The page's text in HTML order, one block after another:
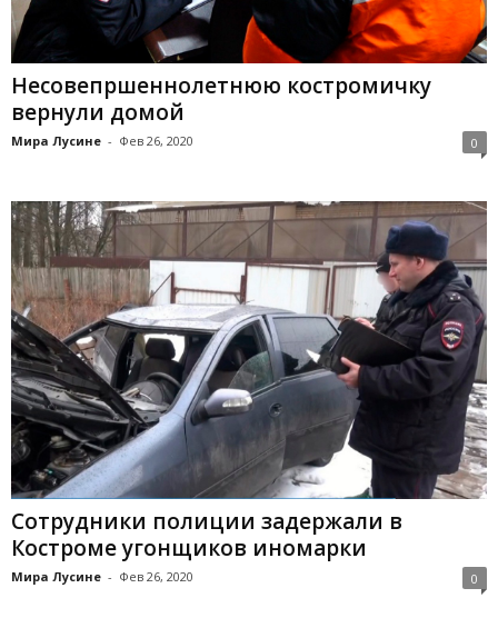
Несовепршеннолетнюю костромичку
вернули домой
Мира Лусине - Фев 26, 2020 0
Сотрудники полиции задержали в
Костроме угонщиков иномарки
Мира Лусине - Фев 26, 2020 0